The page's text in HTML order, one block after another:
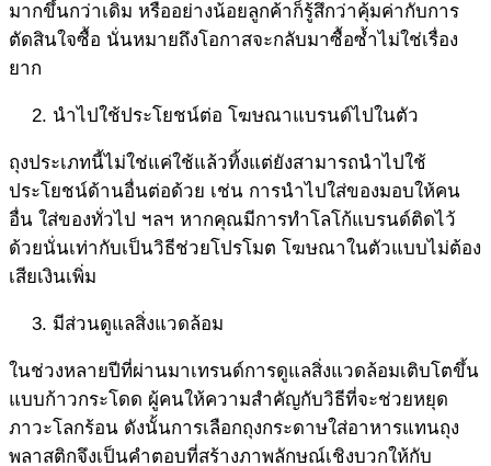
มากขึ้นกว่าเดิม หรืออย่างน้อยลูกค้าก็รู้สึกว่าคุ้มค่ากับการ
ตัดสินใจซื้อ นั่นหมายถึงโอกาสจะกลับมาซื้อซ้ำไม่ใช่เรื่อง
ยาก
นำไปใช้ประโยชน์ต่อ โฆษณาแบรนด์ไปในตัว
ถุงประเภทนี้ไม่ใช่แค่ใช้แล้วทิ้งแต่ยังสามารถนำไปใช้
ประโยชน์ด้านอื่นต่อด้วย เช่น การนำไปใส่ของมอบให้คน
อื่น ใส่ของทั่วไป ฯลฯ หากคุณมีการทำโลโก้แบรนด์ติดไว้
ด้วยนั่นเท่ากับเป็นวิธีช่วยโปรโมต โฆษณาในตัวแบบไม่ต้อง
เสียเงินเพิ่ม
มีส่วนดูแลสิ่งแวดล้อม
ในช่วงหลายปีที่ผ่านมาเทรนด์การดูแลสิ่งแวดล้อมเติบโตขึ้น
แบบก้าวกระโดด ผู้คนให้ความสำคัญกับวิธีที่จะช่วยหยุด
ภาวะโลกร้อน ดังนั้นการเลือกถุงกระดาษใส่อาหารแทนถุง
พลาสติกจึงเป็นคำตอบที่สร้างภาพลักษณ์เชิงบวกให้กับ